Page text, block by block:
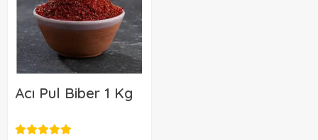
Acı Pul Biber 1 Kg